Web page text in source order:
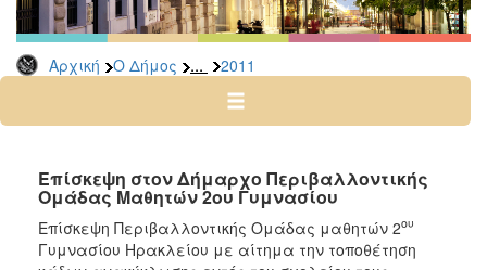
Αρχική Ο Δήμος ... 2011
Αρχείο
2026
2024
2022
2021
2020
Επίσκεψη στον Δήμαρχο Περιβαλλοντικής
Ομάδας Μαθητών 2ου Γυμνασίου
Επίσκεψη Περιβαλλοντικής Ομάδας μαθητών 2ου
Γυμνασίου Ηρακλείου με αίτημα την τοποθέτηση